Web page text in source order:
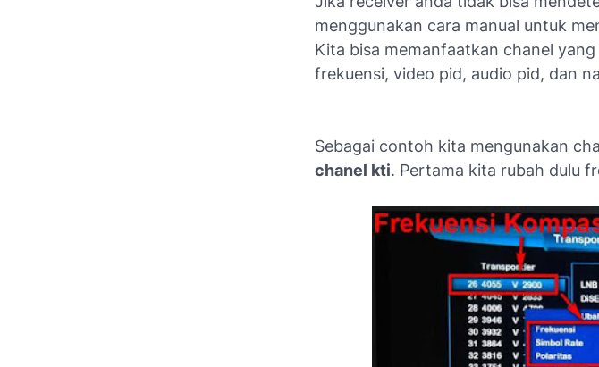
menggunakan cara manual untuk
Kita bisa memanfaatkan chanel
frekuensi, video pid, audio pid, dan
Sebagai contoh kita mengunakan
chanel kti. Pertama kita rubah dulu